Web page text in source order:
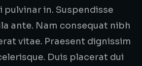
pulvinar in. Suspendisse
ante. Nam consequat nibh
vitae. Praesent dignissim
Duis placerat dui